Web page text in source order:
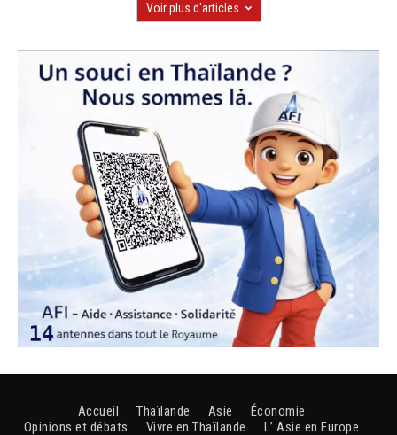
Voir plus d'articles
Accueil Thaïlande Asie
Économie
Opinions et débats
Vivre en Thaïlande L’ Asie en Europe